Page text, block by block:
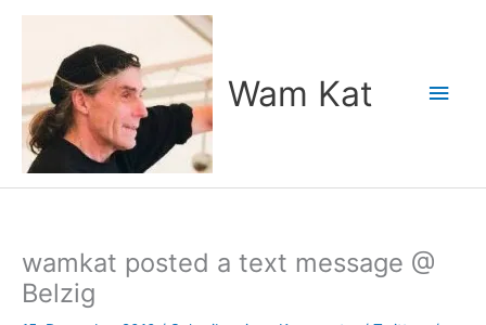
Wam Kat
wamkat posted a text message @
Belzig